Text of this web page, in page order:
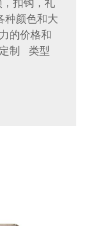
扣钩，礼
种颜色和大
的价格和
制 类型